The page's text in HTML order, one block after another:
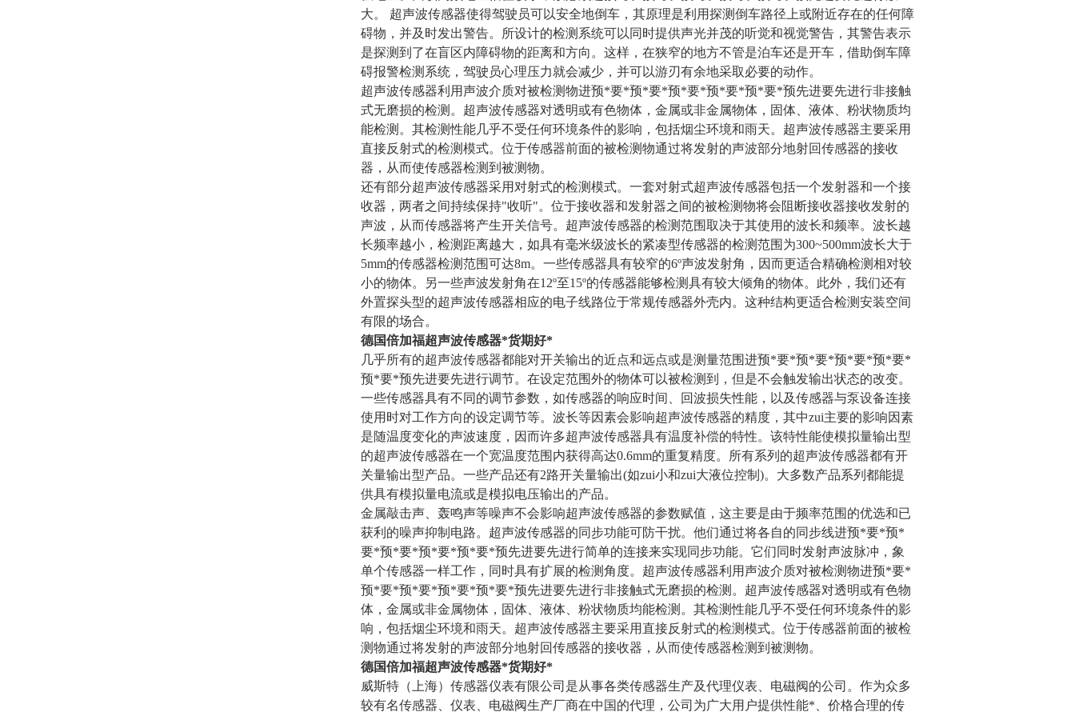
大。 超声波传感器使得驾驶员可以安全地倒车，其原理是利用探测倒车路径上或附近存在的任何障
碍物，并及时发出警告。所设计的检测系统可以同时提供声光并茂的听觉和视觉警告，其警告表示
是探测到了在盲区内障碍物的距离和方向。这样，在狭窄的地方不管是泊车还是开车，借助倒车障
碍报警检测系统，驾驶员心理压力就会减少，并可以游刃有余地采取必要的动作。
超声波传感器利用声波介质对被检测物进预*要*预*要*预*要*预*要*预*要*预先进要先进行非接触
式无磨损的检测。超声波传感器对透明或有色物体，金属或非金属物体，固体、液体、粉状物质均
能检测。其检测性能几乎不受任何环境条件的影响，包括烟尘环境和雨天。超声波传感器主要采用
直接反射式的检测模式。位于传感器前面的被检测物通过将发射的声波部分地射回传感器的接收
器，从而使传感器检测到被测物。
还有部分超声波传感器采用对射式的检测模式。一套对射式超声波传感器包括一个发射器和一个接
收器，两者之间持续保持"收听"。位于接收器和发射器之间的被检测物将会阻断接收器接收发射的
声波，从而传感器将产生开关信号。超声波传感器的检测范围取决于其使用的波长和频率。波长越
长频率越小，检测距离越大，如具有毫米级波长的紧凑型传感器的检测范围为300~500mm波长大于
5mm的传感器检测范围可达8m。一些传感器具有较窄的6º声波发射角，因而更适合精确检测相对较
小的物体。另一些声波发射角在12º至15º的传感器能够检测具有较大倾角的物体。此外，我们还有
外置探头型的超声波传感器相应的电子线路位于常规传感器外壳内。这种结构更适合检测安装空间
有限的场合。
德国倍加福超声波传感器*货期好*
几乎所有的超声波传感器都能对开关输出的近点和远点或是测量范围进预*要*预*要*预*要*预*要*
预*要*预先进要先进行调节。在设定范围外的物体可以被检测到，但是不会触发输出状态的改变。
一些传感器具有不同的调节参数，如传感器的响应时间、回波损失性能，以及传感器与泵设备连接
使用时对工作方向的设定调节等。波长等因素会影响超声波传感器的精度，其中zui主要的影响因素
是随温度变化的声波速度，因而许多超声波传感器具有温度补偿的特性。该特性能使模拟量输出型
的超声波传感器在一个宽温度范围内获得高达0.6mm的重复精度。所有系列的超声波传感器都有开
关量输出型产品。一些产品还有2路开关量输出(如zui小和zui大液位控制)。大多数产品系列都能提
供具有模拟量电流或是模拟电压输出的产品。
金属敲击声、轰鸣声等噪声不会影响超声波传感器的参数赋值，这主要是由于频率范围的优选和已
获利的噪声抑制电路。超声波传感器的同步功能可防干扰。他们通过将各自的同步线进预*要*预*
要*预*要*预*要*预*要*预先进要先进行简单的连接来实现同步功能。它们同时发射声波脉冲，象
单个传感器一样工作，同时具有扩展的检测角度。超声波传感器利用声波介质对被检测物进预*要*
预*要*预*要*预*要*预*要*预先进要先进行非接触式无磨损的检测。超声波传感器对透明或有色物
体，金属或非金属物体，固体、液体、粉状物质均能检测。其检测性能几乎不受任何环境条件的影
响，包括烟尘环境和雨天。超声波传感器主要采用直接反射式的检测模式。位于传感器前面的被检
测物通过将发射的声波部分地射回传感器的接收器，从而使传感器检测到被测物。
德国倍加福超声波传感器*货期好*
威斯特（上海）传感器仪表有限公司是从事各类传感器生产及代理仪表、电磁阀的公司。作为众多
较有名传感器、仪表、电磁阀生产厂商在中国的代理，公司为广大用户提供性能*、价格合理的传